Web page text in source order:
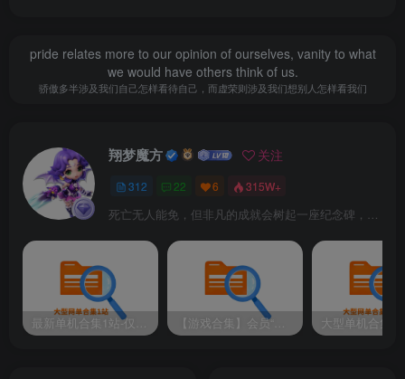
pride relates more to our opinion of ourselves, vanity to what
we would have others think of us.
骄傲多半涉及我们自己怎样看待自己，而虚荣则涉及我们想别人怎样看我们
翔梦魔方 关注
312 22 6 315W+
死亡无人能免，但非凡的成就会树起一座纪念碑，它将一直立到太阳冷却之时
最新单机合集1站-仅本站用户可下载（直链满速下载） 【游戏合集】会员“知己”分享 1T网游单机大合集 某宝购买收集 带架设教程视频(部分免虚拟机一键端 )